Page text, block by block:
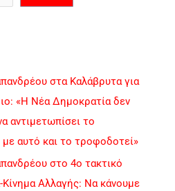
στα Καλάβρυτα για
«Η Νέα Δημοκρατία δεν
αντιμετωπίσει το
αυτό και το τροφοδοτεί»
στο 4ο τακτικό
Αλλαγής: Να κάνουμε